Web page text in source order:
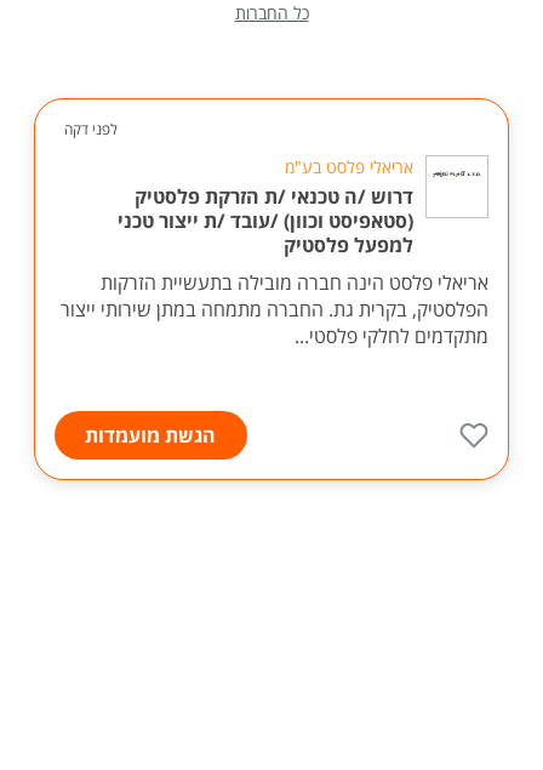
כל החברות
לפני דקה
אריאלי פלסט בע"מ
דרוש /ה טכנאי /ת הזרקת פלסטיק
(סטאפיסט וכוון) /עובד /ת ייצור טכני
למפעל פלסטיק
אריאלי פלסט הינה חברה מובילה בתעשיית הזרקות
הפלסטיק, בקרית גת. החברה מתמחה במתן שירותי ייצור
מתקדמים לחלקי פלסטי...
הגשת מועמדות